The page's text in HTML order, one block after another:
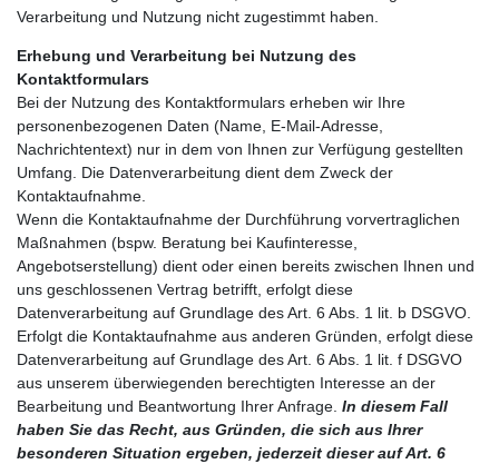
Verarbeitung und Nutzung nicht zugestimmt haben.
Erhebung und Verarbeitung bei Nutzung des
Kontaktformulars
Bei der Nutzung des Kontaktformulars erheben wir Ihre
personenbezogenen Daten (Name, E-Mail-Adresse,
Nachrichtentext) nur in dem von Ihnen zur Verfügung gestellten
Umfang. Die Datenverarbeitung dient dem Zweck der
Kontaktaufnahme.
Wenn die Kontaktaufnahme der Durchführung vorvertraglichen
Maßnahmen (bspw. Beratung bei Kaufinteresse,
Angebotserstellung) dient oder einen bereits zwischen Ihnen und
uns geschlossenen Vertrag betrifft, erfolgt diese
Datenverarbeitung auf Grundlage des Art. 6 Abs. 1 lit. b DSGVO.
Erfolgt die Kontaktaufnahme aus anderen Gründen, erfolgt diese
Datenverarbeitung auf Grundlage des Art. 6 Abs. 1 lit. f DSGVO
aus unserem überwiegenden berechtigten Interesse an der
Bearbeitung und Beantwortung Ihrer Anfrage. In diesem Fall
haben Sie das Recht, aus Gründen, die sich aus Ihrer
besonderen Situation ergeben, jederzeit dieser auf Art. 6